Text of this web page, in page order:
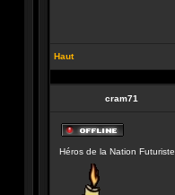
Haut
cram71
ligne
Héros de la Nation Futuriste